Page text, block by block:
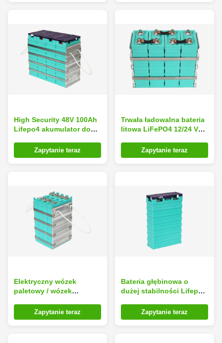
High Security 48V 100Ah
Lifepo4 akumulator do
Zapytanie teraz
Trwała ładowalna bateria
litowa LiFePO4 12/24 V
elektrycznych
Zapytanie teraz
Elektryczny wózek
paletowy / wózek
24V 50Ah Long Life No
Memory Effect
Zapytanie teraz
Bateria głębinowa o
dużej stabilności Lifepo4
widłowego / wózka 40Ah
Zapytanie teraz